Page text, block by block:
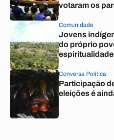
votaram os
Comunidade
Jovens
do próprio
espiritualidade
Conversa Política
Participação
eleições é